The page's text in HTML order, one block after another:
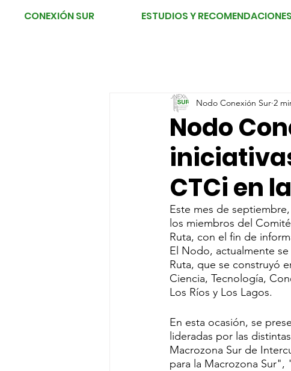
CONEXIÓN SUR ESTUDIOS Y RECOMENDACIONES
Nodo
CTCi en
Nodo Conexión Sur 2
Este mes de
los miembros del
Ruta, con el fin de
El Nodo, actualmente
Ruta, que se construyó
Ciencia, Tecnología,
Los Ríos y Los Lagos.
En esta ocasión, se
lideradas por las
Macrozona Sur de
para la Macrozona